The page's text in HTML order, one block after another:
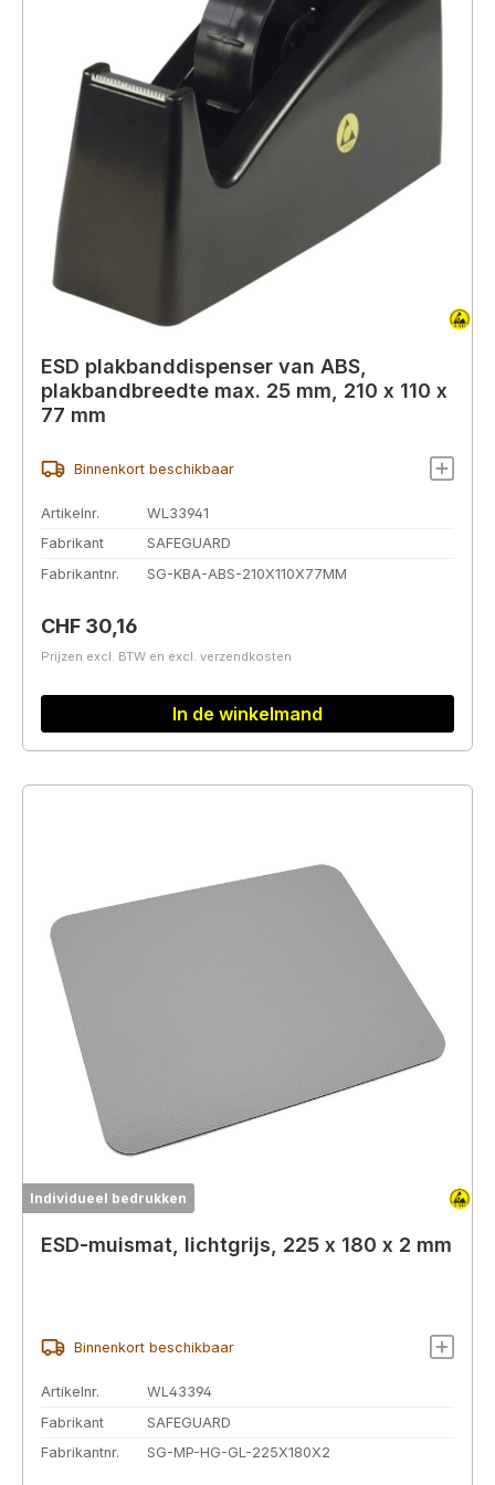
ESD plakbanddispenser van ABS,
plakbandbreedte max. 25 mm, 210 x 110 x
77 mm
Binnenkort beschikbaar
Artikelnr.
WL33941
Fabrikant
SAFEGUARD
Fabrikantnr.
SG-KBA-ABS-210X110X77MM
Normale prijs:
CHF 30,16
Prijzen excl. BTW en excl. verzendkosten
In de winkelmand
Individueel bedrukken
ESD-muismat, lichtgrijs, 225 x 180 x 2 mm
Binnenkort beschikbaar
Artikelnr.
WL43394
Fabrikant
SAFEGUARD
Fabrikantnr.
SG-MP-HG-GL-225X180X2